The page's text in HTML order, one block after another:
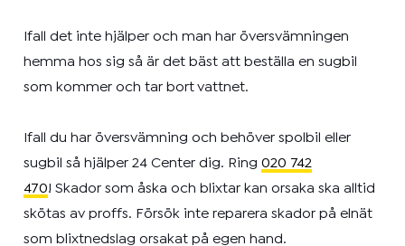
Ifall det inte hjälper och man har översvämningen
hemma hos sig så är det bäst att beställa en sugbil
som kommer och tar bort vattnet.
Ifall du har översvämning och behöver spolbil eller
sugbil så hjälper 24 Center dig. Ring 020 742
470! Skador som åska och blixtar kan orsaka ska alltid
skötas av proffs. Försök inte reparera skador på elnät
som blixtnedslag orsakat på egen hand.